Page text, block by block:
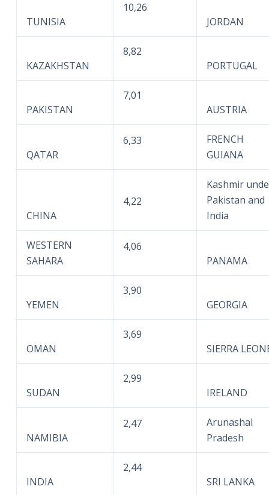
TUNISIA
10,26
JORDAN
KAZAKHSTAN
8,82
PORTUGAL
PAKISTAN
7,01
AUSTRIA
QATAR
6,33
FRENCH
GUIANA
CHINA
4,22
Kashmir
Pakistan and
India
WESTERN
SAHARA
4,06
PANAMA
YEMEN
3,90
GEORGIA
OMAN
3,69
SIERRA
SUDAN
2,99
IRELAND
NAMIBIA
2,47
Arunashal
Pradesh
INDIA
2,44
SRI LANKA